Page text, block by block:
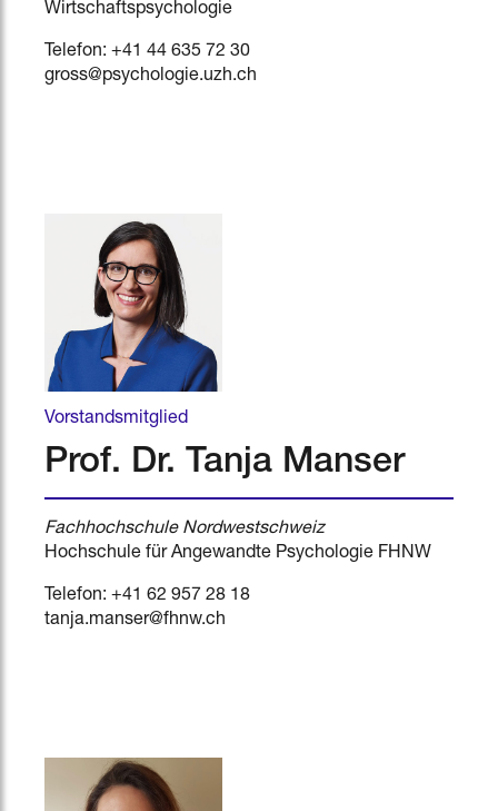
Wirtschaftspsychologie
Telefon: +41 44 635 72 30‬
gross@psychologie.uzh.ch
Vorstandsmitglied
Prof. Dr. Tanja Manser
Fachhochschule Nordwestschweiz
Hochschule für Angewandte Psychologie FHNW
Telefon: +41 62 957 28 18
tanja.manser@fhnw.ch